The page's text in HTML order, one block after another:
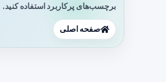
برچسب‌های پرکاربرد استفاده کنید.
صفحه اصلی